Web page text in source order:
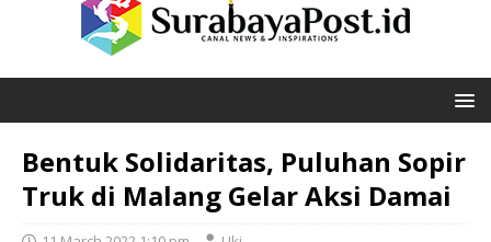
Bentuk Solidaritas, Puluhan Sopir
Truk di Malang Gelar Aksi Damai